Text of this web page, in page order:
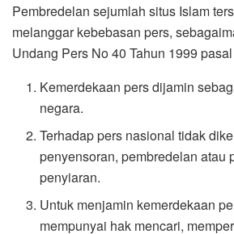
Pembredelan sejumlah situs Islam
melanggar kebebasan pers,
Undang Pers No 40 Tahun 1999
Kemerdekaan pers dijamin
negara.
Terhadap pers nasional tidak
penyensoran, pembredelan atau
penyiaran.
Untuk menjamin kemerdekaan
mempunyai hak mencari,